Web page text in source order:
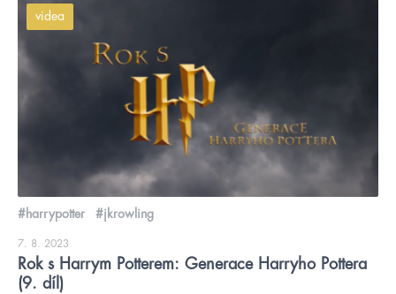
videa
#harrypotter #jkrowling
7. 8. 2023
Rok s Harrym Potterem: Generace Harryho Pottera
(9. díl)